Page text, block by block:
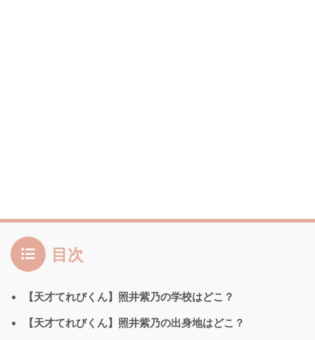
目次
【天才てれびくん】照井紫乃の学校はどこ？
【天才てれびくん】照井紫乃の出身地はどこ？